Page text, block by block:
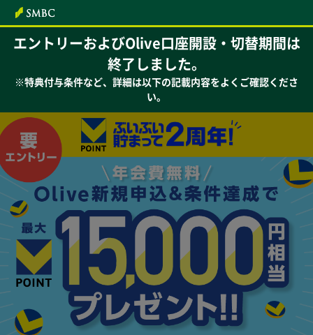
本文へ
エントリーおよびOlive口座開設・切替期間は
終了しました。
※特典付与条件など、詳細は以下の記載内容をよくご確認くださ
い。